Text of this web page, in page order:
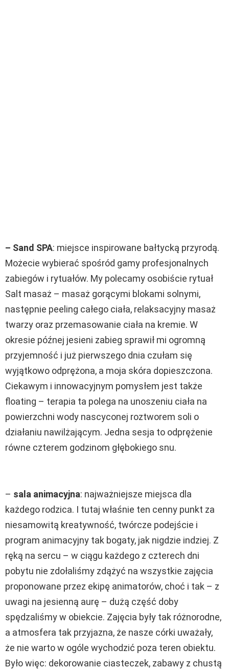
– Sand SPA: miejsce inspirowane bałtycką przyrodą.
Możecie wybierać spośród gamy profesjonalnych
zabiegów i rytuałów. My polecamy osobiście rytuał
Salt masaż – masaż gorącymi blokami solnymi,
następnie peeling całego ciała, relaksacyjny masaż
twarzy oraz przemasowanie ciała na kremie. W
okresie późnej jesieni zabieg sprawił mi ogromną
przyjemność i już pierwszego dnia czułam się
wyjątkowo odprężona, a moja skóra dopieszczona.
Ciekawym i innowacyjnym pomysłem jest także
floating – terapia ta polega na unoszeniu ciała na
powierzchni wody nascyconej roztworem soli o
działaniu nawilżającym. Jedna sesja to odprężenie
równe czterem godzinom głębokiego snu.
– sala animacyjna: najważniejsze miejsca dla
każdego rodzica. I tutaj właśnie ten cenny punkt za
niesamowitą kreatywność, twórcze podejście i
program animacyjny tak bogaty, jak nigdzie indziej. Z
ręką na sercu – w ciągu każdego z czterech dni
pobytu nie zdołaliśmy zdążyć na wszystkie zajęcia
proponowane przez ekipę animatorów, choć i tak – z
uwagi na jesienną aurę – dużą część doby
spędzaliśmy w obiekcie. Zajęcia były tak różnorodne,
a atmosfera tak przyjazna, że nasze córki uważały,
że nie warto w ogóle wychodzić poza teren obiektu.
Było więc: dekorowanie ciasteczek, zabawy z chustą